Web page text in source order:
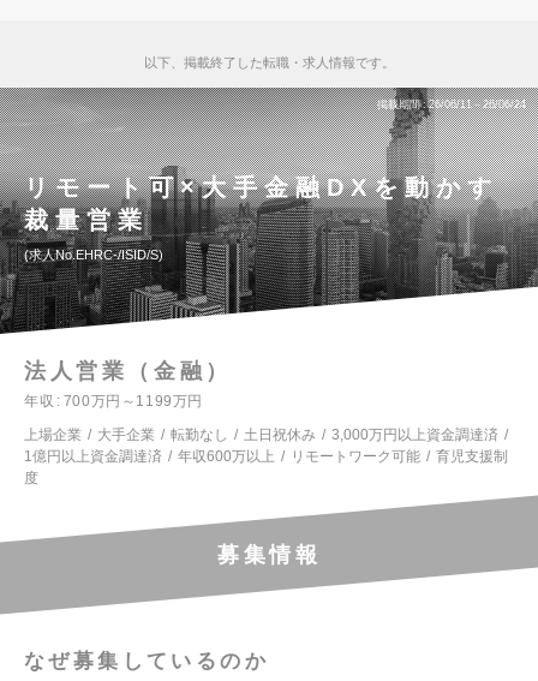
以下、掲載終了した転職・求人情報です。
掲載期間 26/06/11～26/06/24
リモート可×大手金融DXを動かす
裁量営業
求人No.EHRC-/ISID/S
法人営業（金融）
年収
700万円～1199万円
上場企業
大手企業 転勤なし 土日祝休み
3,000万円以上資金調達済
1億円以上資金調達済
年収600万以上 リモートワーク可能
育児支援制
度
募集情報
なぜ募集しているのか